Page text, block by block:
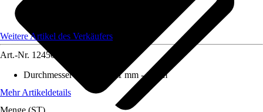
Weitere Artikel des Verkäufers
Art.-Nr. 12450509
Durchmesser (von - bis)
1 mm - 1 mm
Mehr Artikeldetails
Menge (ST)